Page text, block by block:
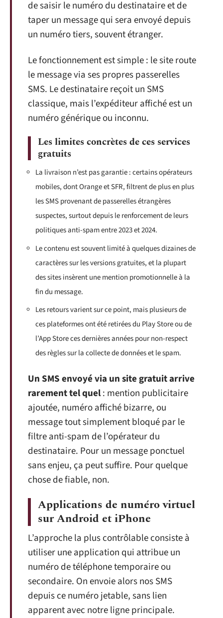
de saisir le numéro du destinataire et de
taper un message qui sera envoyé depuis
un numéro tiers, souvent étranger.
Le fonctionnement est simple : le site route
le message via ses propres passerelles
SMS. Le destinataire reçoit un SMS
classique, mais l’expéditeur affiché est un
numéro générique ou inconnu.
Les limites concrètes de ces services
gratuits
La livraison n’est pas garantie : certains opérateurs
mobiles, dont Orange et SFR, filtrent de plus en plus
les SMS provenant de passerelles étrangères
suspectes, surtout depuis le renforcement de leurs
politiques anti-spam entre 2023 et 2024.
Le contenu est souvent limité à quelques dizaines de
caractères sur les versions gratuites, et la plupart
des sites insèrent une mention promotionnelle à la
fin du message.
Les retours varient sur ce point, mais plusieurs de
ces plateformes ont été retirées du Play Store ou de
l’App Store ces dernières années pour non-respect
des règles sur la collecte de données et le spam.
Un SMS envoyé via un site gratuit arrive
rarement tel quel: mention publicitaire
ajoutée, numéro affiché bizarre, ou
message tout simplement bloqué par le
filtre anti-spam de l’opérateur du
destinataire. Pour un message ponctuel
sans enjeu, ça peut suffire. Pour quelque
chose de fiable, non.
Applications de numéro virtuel
sur Android et iPhone
L’approche la plus contrôlable consiste à
utiliser une application qui attribue un
numéro de téléphone temporaire ou
secondaire. On envoie alors nos SMS
depuis ce numéro jetable, sans lien
apparent avec notre ligne principale.